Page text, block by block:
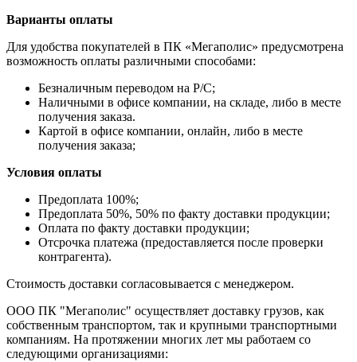
Варианты оплаты
Для удобства покупателей в ПК «Мегаполис» предусмотрена
возможность оплаты различными способами:
Безналичным переводом на Р/С;
Наличными в офисе компании, на складе, либо в месте
получения заказа.
Картой в офисе компании, онлайн, либо в месте
получения заказа;
Условия оплаты
Предоплата 100%;
Предоплата 50%, 50% по факту доставки продукции;
Оплата по факту доставки продукции;
Отсрочка платежа (предоставляется после проверки
контрагента).
Стоимость доставки согласовывается с менеджером.
ООО ПК "Мегаполис" осуществляет доставку грузов, как
собственным транспортом, так и крупными транспортными
компаниям. На протяжении многих лет мы работаем со
следующими организациями: